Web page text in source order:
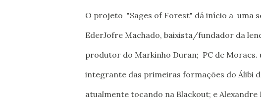
O projeto "Sages of Forest" dá início a uma
EderJofre Machado, baixista/fundador da
produtor do Markinho Duran; PC de
integrante das primeiras formações do Álibi
atualmente tocando na Blackout; e